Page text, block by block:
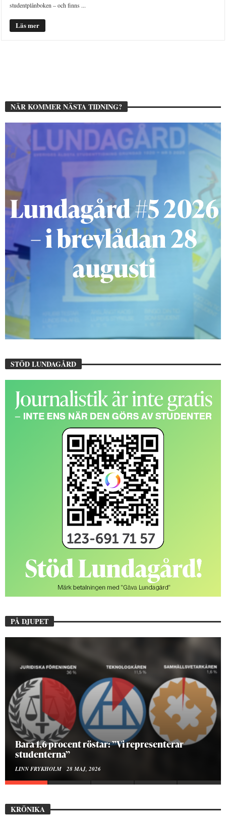
studentplånboken – och finns ...
Läs mer
NÄR KOMMER NÄSTA TIDNING?
STÖD LUNDAGÅRD
PÅ DJUPET
Hur bygger man en Lundakarneval?
ELISE RALSTON SAMUELSON 24 MAJ, 2026
KRÖNIKA